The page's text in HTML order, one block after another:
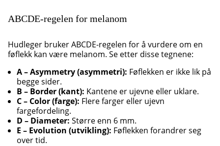
ABCDE-regelen for melanom
Hudleger bruker ABCDE-regelen for å vurdere om en
føflekk kan være melanom. Se etter disse tegnene:
A – Asymmetry (asymmetri): Føflekken er ikke lik på
begge sider.
B – Border (kant): Kantene er ujevne eller uklare.
C – Color (farge): Flere farger eller ujevn
fargefordeling.
D – Diameter: Større enn 6 mm.
E – Evolution (utvikling): Føflekken forandrer seg
over tid.